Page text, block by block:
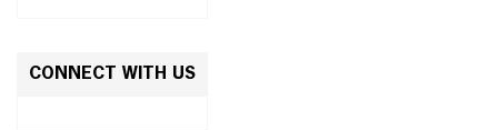
CONNECT WITH US